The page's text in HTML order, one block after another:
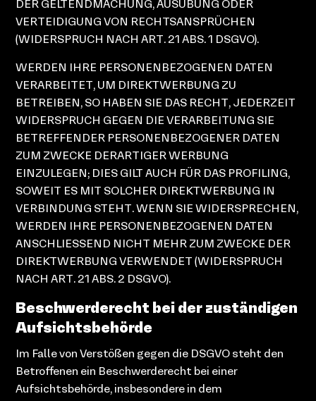
DER GELTENDMACHUNG, AUSÜBUNG ODER
VERTEIDIGUNG VON RECHTSANSPRÜCHEN
(WIDERSPRUCH NACH ART. 21 ABS. 1 DSGVO).
WERDEN IHRE PERSONENBEZOGENEN DATEN
VERARBEITET, UM DIREKTWERBUNG ZU
BETREIBEN, SO HABEN SIE DAS RECHT, JEDERZEIT
WIDERSPRUCH GEGEN DIE VERARBEITUNG SIE
BETREFFENDER PERSONENBEZOGENER DATEN
ZUM ZWECKE DERARTIGER WERBUNG
EINZULEGEN; DIES GILT AUCH FÜR DAS PROFILING,
SOWEIT ES MIT SOLCHER DIREKTWERBUNG IN
VERBINDUNG STEHT. WENN SIE WIDERSPRECHEN,
WERDEN IHRE PERSONENBEZOGENEN DATEN
ANSCHLIESSEND NICHT MEHR ZUM ZWECKE DER
DIREKTWERBUNG VERWENDET (WIDERSPRUCH
NACH ART. 21 ABS. 2 DSGVO).
Beschwerde­recht bei der zuständigen
Aufsichts­behörde
Im Falle von Verstößen gegen die DSGVO steht den
Betroffenen ein Beschwerderecht bei einer
Aufsichtsbehörde, insbesondere in dem